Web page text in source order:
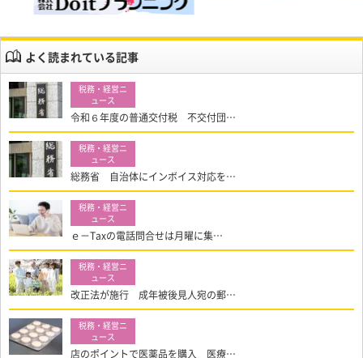
よく読まれている記事
令和６年度の普通交付税 不交付団…
総務省 自治体にインボイス対応を…
ｅ－Taxの電話問合せは月曜に集…
改正法が施行 成年被後見人宛の郵…
店のポイントで医薬品を購入 医療…